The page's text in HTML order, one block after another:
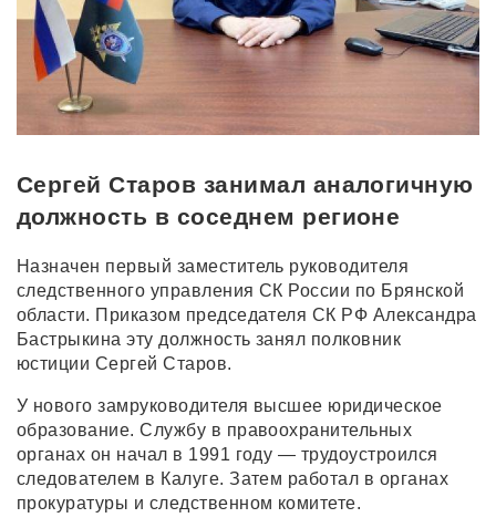
Сергей Старов занимал аналогичную
должность в соседнем регионе
Назначен первый заместитель руководителя
следственного управления СК России по Брянской
области. Приказом председателя СК РФ Александра
Бастрыкина эту должность занял полковник
юстиции Сергей Старов.
У нового замруководителя высшее юридическое
образование. Службу в правоохранительных
органах он начал в 1991 году — трудоустроился
следователем в Калуге. Затем работал в органах
прокуратуры и следственном комитете.